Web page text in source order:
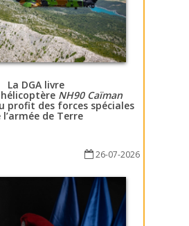
La DGA livre
NH90 Caïman
profit des forces spéciales
l’armée de Terre
26-07-2026